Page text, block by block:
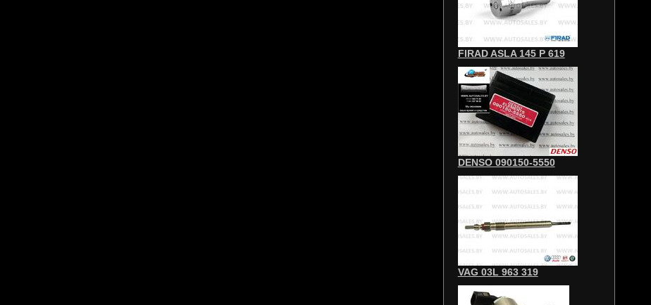
FIRAD ASLA 145 P 619
DENSO 090150-5550
VAG 03L 963 319